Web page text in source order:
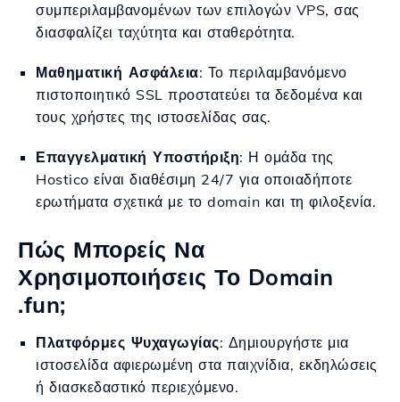
συμπεριλαμβανομένων των επιλογών VPS, σας
διασφαλίζει ταχύτητα και σταθερότητα.
Μαθηματική Ασφάλεια: Το περιλαμβανόμενο
πιστοποιητικό SSL προστατεύει τα δεδομένα και
τους χρήστες της ιστοσελίδας σας.
Επαγγελματική Υποστήριξη: Η ομάδα της
Hostico είναι διαθέσιμη 24/7 για οποιαδήποτε
ερωτήματα σχετικά με το domain και τη φιλοξενία.
Πώς Μπορείς Να
Χρησιμοποιήσεις Το Domain
.fun;
Πλατφόρμες Ψυχαγωγίας: Δημιουργήστε μια
ιστοσελίδα αφιερωμένη στα παιχνίδια, εκδηλώσεις
ή διασκεδαστικό περιεχόμενο.